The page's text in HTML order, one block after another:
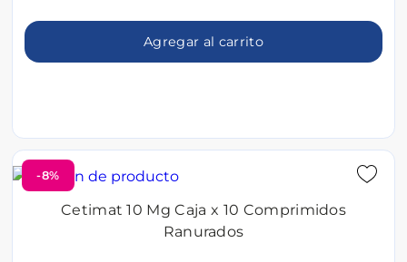
Agregar al carrito
-8%
Cetimat 10 Mg Caja x 10 Comprimidos
Ranurados